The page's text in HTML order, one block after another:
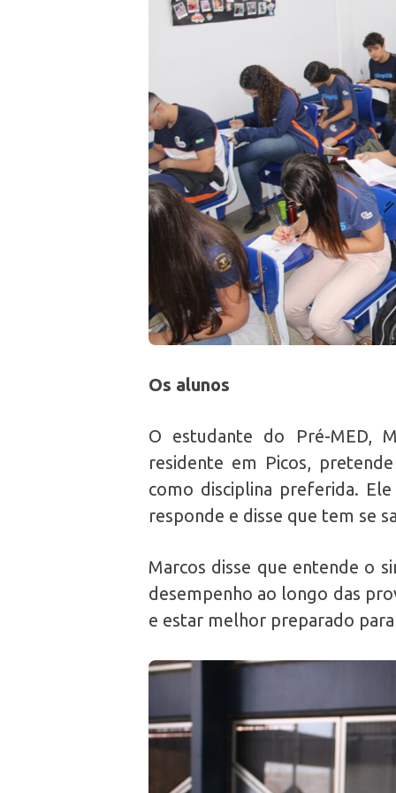
Os alunos
O estudante do Pré-MED,
residente em Picos,
como disciplina preferida.
responde e disse que tem se
Marcos disse que entende o
desempenho ao longo das
e estar melhor preparado